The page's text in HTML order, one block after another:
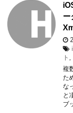
ー
ト
複
た
な
と
ブ